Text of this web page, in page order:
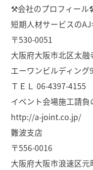
⚒会社のプロフィー
短期人材サービスの
〒530-0051
大阪府大阪市北区太融
エーワンビルディング
ＴＥＬ 06-4397-
イベント会場施工請負
http://a-joint.co.jp/
難波支店
〒556-0016
大阪府大阪市浪速区元